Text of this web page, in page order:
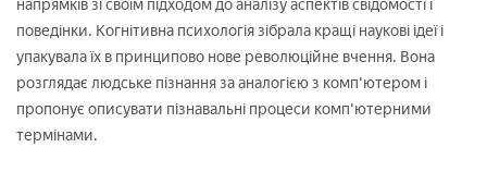
напрямків зі своїм підходом до аналізу аспектів свідомості і
поведінки. Когнітивна психологія зібрала кращі наукові ідеї і
упакувала їх в принципово нове революційне вчення. Вона
розглядає людське пізнання за аналогією з комп'ютером і
пропонує описувати пізнавальні процеси комп'ютерними
термінами.